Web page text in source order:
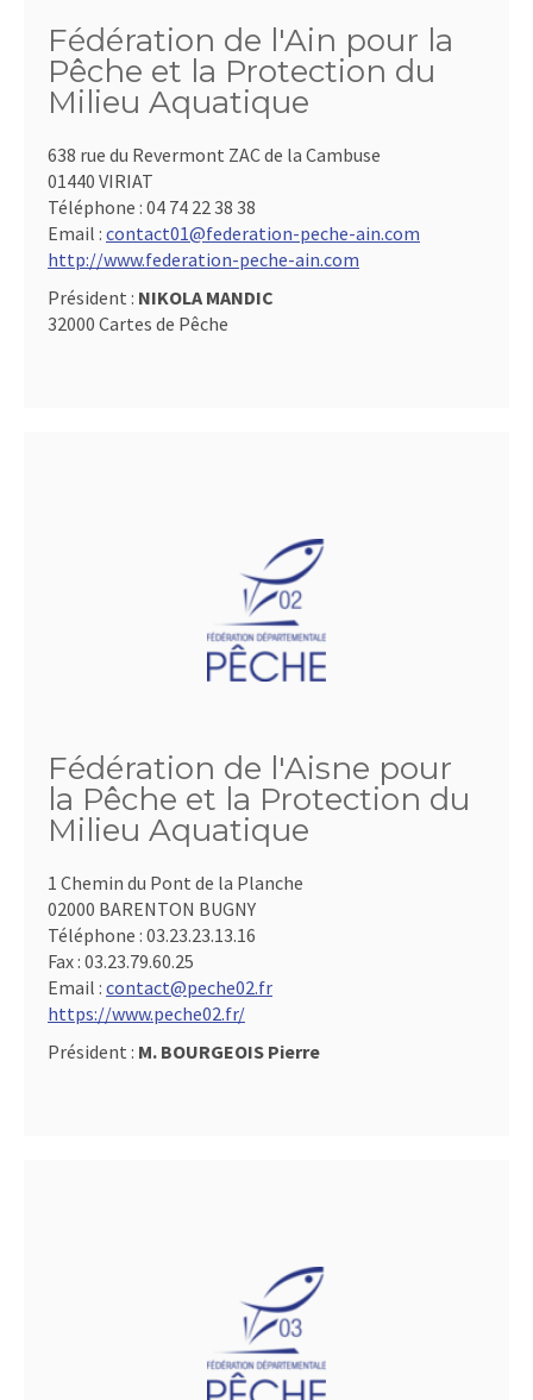
Fédération de l'Ain pour la
Pêche et la Protection du
Milieu Aquatique
638 rue du Revermont ZAC de la Cambuse
01440 VIRIAT
Téléphone : 04 74 22 38 38
Email : contact01@federation-peche-ain.com
http://www.federation-peche-ain.com
Président : NIKOLA MANDIC
32000 Cartes de Pêche
Fédération de l'Aisne pour
la Pêche et la Protection du
Milieu Aquatique
1 Chemin du Pont de la Planche
02000 BARENTON BUGNY
Téléphone : 03.23.23.13.16
Fax : 03.23.79.60.25
Email : contact@peche02.fr
https://www.peche02.fr/
Président : M. BOURGEOIS Pierre